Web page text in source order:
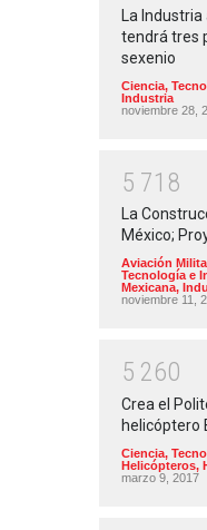
La
tendrá tres
sexenio
Ciencia,
Industria
noviembre 28,
5 71 8
La
México;
Aviación
Tecnología e
Mexicana,
noviembre 11,
5 260
Crea el
helicóptero
Ciencia,
Helicópteros,
marzo 9, 2017